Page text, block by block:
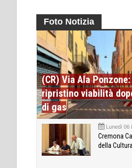
Foto Notizia
(CR) Via Ala
ripristino viabilità
di gas
Lunedì 06
Cremona
della